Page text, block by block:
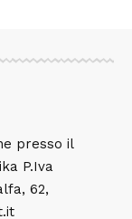
presso il
P.Iva
62,